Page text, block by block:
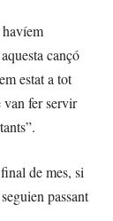
havíem
cançó
estat a tot
van fer servir
de mes, si
passant